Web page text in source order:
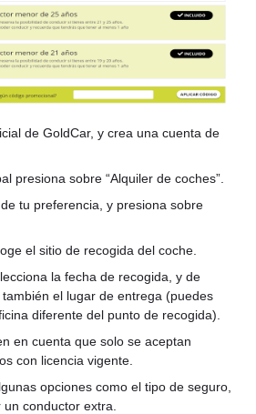
de GoldCar, y crea una cuenta de
presiona sobre “Alquiler de coches”.
tu preferencia, y presiona sobre
el sitio de recogida del coche.
la fecha de recogida, y de
el lugar de entrega (puedes
diferente del punto de recogida).
en cuenta que solo se aceptan
con licencia vigente.
opciones como el tipo de seguro,
conductor extra.